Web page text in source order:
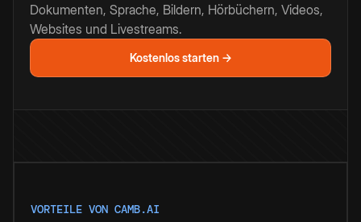
Dokumenten, Sprache, Bildern, Hörbüchern, Videos,
Websites und Livestreams.
Kostenlos starten →
VORTEILE VON CAMB.AI